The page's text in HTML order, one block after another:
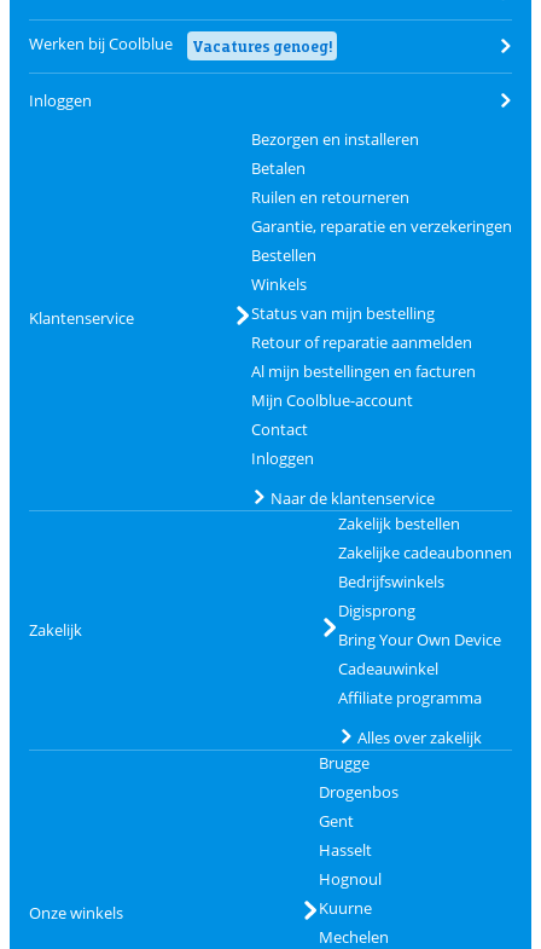
Werken bij Coolblue Vacatures genoeg!
Inloggen
Klantenservice
Bezorgen en installeren
Betalen
Ruilen en retourneren
Garantie, reparatie en verzekeringen
Bestellen
Winkels
Status van mijn bestelling
Retour of reparatie aanmelden
Al mijn bestellingen en facturen
Mijn Coolblue-account
Contact
Inloggen
Naar de klantenservice
Zakelijk
Zakelijk bestellen
Zakelijke cadeaubonnen
Bedrijfswinkels
Digisprong
Bring Your Own Device
Cadeauwinkel
Affiliate programma
Alles over zakelijk
Onze winkels
Brugge
Drogenbos
Gent
Hasselt
Hognoul
Kuurne
Mechelen